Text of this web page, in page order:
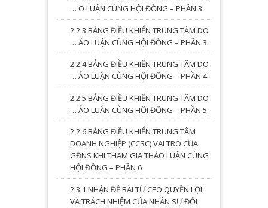
… O LUẬN CÙNG HỘI ĐỒNG – PHẦN 3
2.2.3 BẢNG ĐIỀU KHIỂN TRUNG TÂM DO
… ẢO LUẬN CÙNG HỘI ĐỒNG – PHẦN 3.
2.2.4 BẢNG ĐIỀU KHIỂN TRUNG TÂM DO
… ẢO LUẬN CÙNG HỘI ĐỒNG – PHẦN 4.
2.2.5 BẢNG ĐIỀU KHIỂN TRUNG TÂM DO
… ẢO LUẬN CÙNG HỘI ĐỒNG – PHẦN 5.
2.2.6 BẢNG ĐIỀU KHIỂN TRUNG TÂM
DOANH NGHIỆP (CCSC) VAI TRÒ CỦA
GĐNS KHI THAM GIA THẢO LUẬN CÙNG
HỘI ĐỒNG – PHẦN 6
2.3.1 NHẬN ĐỀ BÀI TỪ CEO QUYỀN LỢI
VÀ TRÁCH NHIỆM CỦA NHÂN SỰ ĐỐI